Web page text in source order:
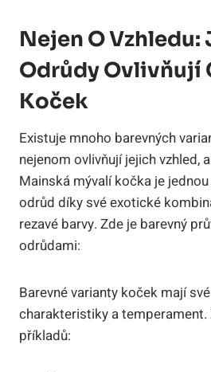
Nejen O Vzhledu:
Odrůdy Ovlivňují
Koček
Existuje mnoho barevných
nejenom ovlivňují jejich vzhled,
Mainská mývalí kočka je
odrůd díky své exotické
rezavé barvy. Zde je barevný
odrůdami:
Barevné varianty koček mají
charakteristiky a temperament.
příkladů: